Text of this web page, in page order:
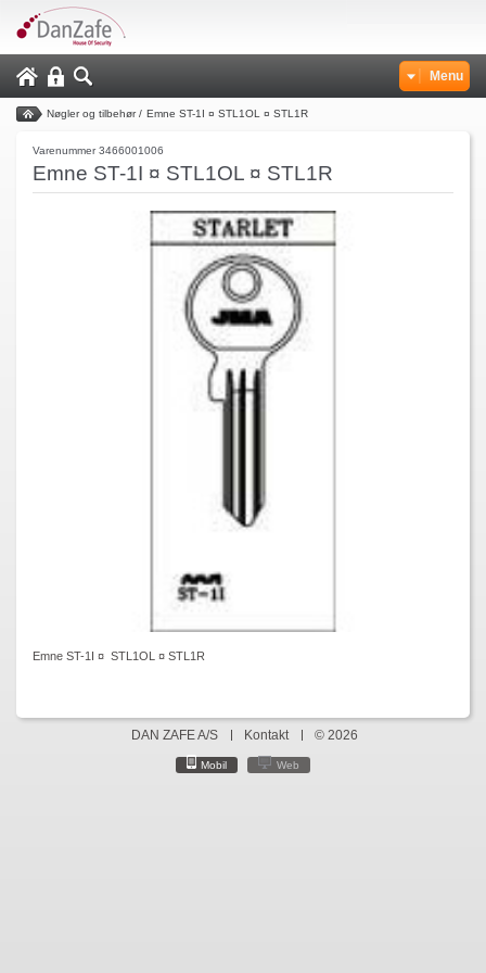
Menu
Nøgler og tilbehør/ Emne ST-1I ¤ STL1OL ¤ STL1R
Varenummer 3466001006
Emne ST-1I ¤ STL1OL ¤ STL1R
Emne ST-1I ¤ STL1OL ¤ STL1R
DAN ZAFE A/S Kontakt © 2026
Mobil Web